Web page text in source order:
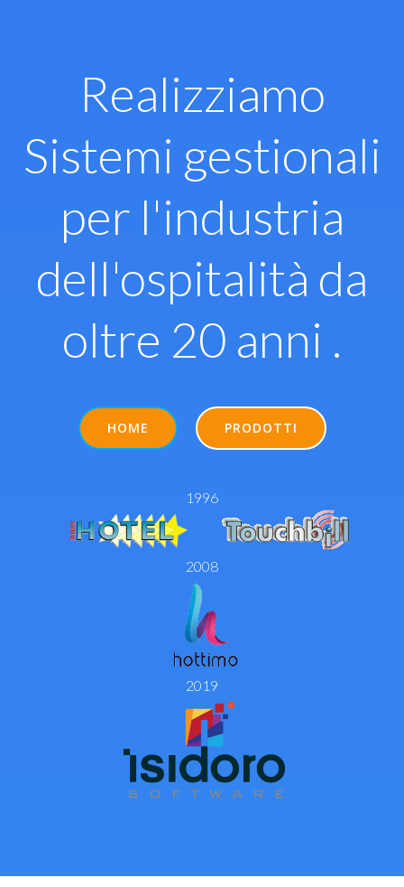
Realizziamo
Sistemi gestionali
per l'industria
dell'ospitalità da
oltre 20 anni .
HOME PRODOTTI
1996
2008
2019